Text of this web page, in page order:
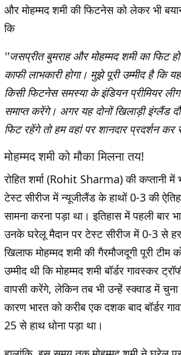
और मोहम्मद शमी की फिटनेस को लेकर भी
कि
''जसप्रीत बुमराह और मोहम्मद शमी का फिट
काफी लाभकारी होगा। मुझे पूरी उम्मीद है कि
किसी फिटनेस समस्या के इंडियन प्रीमियर
समाप्त करेंगे। अगर यह दोनों खिलाड़ी इंग्लैंड
फिट रहेंगे तो हम वहां पर शानदार प्रदर्शन
मोहम्मद शमी को मौका मिलना तय!
रोहित शर्मा (Rohit Sharma) की कप्तानी
टेस्ट सीरीज में न्यूजीलैंड के हाथों 0-3 की
सामना करना पड़ा था। इतिहास में पहली बार
उनके घरेलू मैदान पर टेस्ट सीरीज में 0-3 से
खिलाफ मोहम्मद शमी की गैरमौजदूगी पूरी
उम्मीद थी कि मोहम्मद शमी बॉर्डर गावस्कर
वापसी करेंगे, लेकिन तब भी उन्हें स्क्वाड में
कारण भारत को करीब एक दशक बाद बॉर्डर
25 से हाथ धोना पड़ा था।